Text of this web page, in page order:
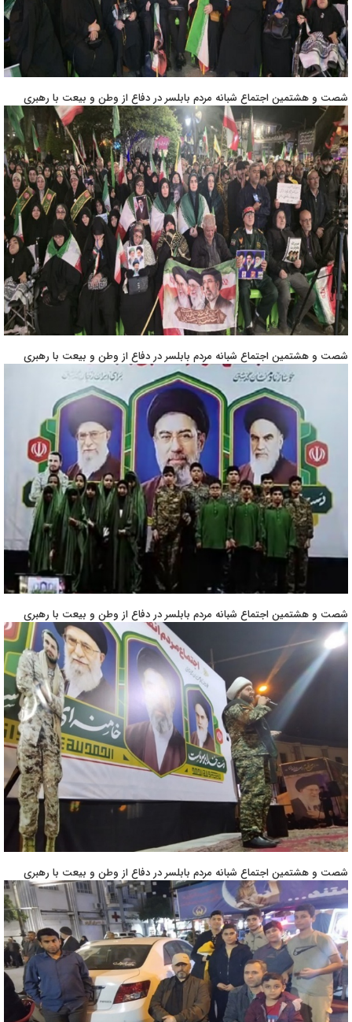
شصت و هشتمین اجتماع شبانه مردم بابلسر در دفاع از وطن و بیعت با رهبری
شصت و هشتمین اجتماع شبانه مردم بابلسر در دفاع از وطن و بیعت با رهبری
شصت و هشتمین اجتماع شبانه مردم بابلسر در دفاع از وطن و بیعت با رهبری
شصت و هشتمین اجتماع شبانه مردم بابلسر در دفاع از وطن و بیعت با رهبری